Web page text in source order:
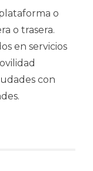
o
o trasera.
en servicios
con